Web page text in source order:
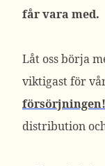
får vara med.
Låt oss börja
viktigast för
försörjningen!
distribution